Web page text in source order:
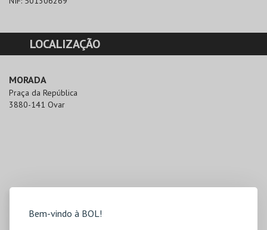
Bem-vindo à BOL!
LOCALIZAÇÃO
MORADA
Praça da República
3880-141 Ovar